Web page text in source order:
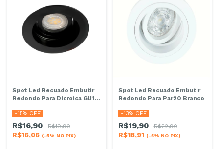
Spot Led Recuado Embutir
Redondo Para Dicroica GU10
-15% OFF
R$16,90 R$19,90
R$16,06 (-5% NO PIX)
Spot Led Recuado Embutir
Redondo Para Par20 Branco
-13% OFF
R$19,90 R$22,90
R$18,91 (-5% NO PIX)